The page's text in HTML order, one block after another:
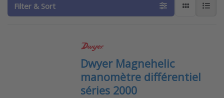
Filter & Sort
Dwyer Magnehelic
manomètre différentiel
séries 2000